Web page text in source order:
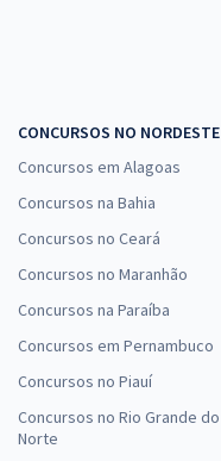
CONCURSOS NO NORDESTE
Concursos em Alagoas
Concursos na Bahia
Concursos no Ceará
Concursos no Maranhão
Concursos na Paraíba
Concursos em Pernambuco
Concursos no Piauí
Concursos no Rio Grande do
Norte